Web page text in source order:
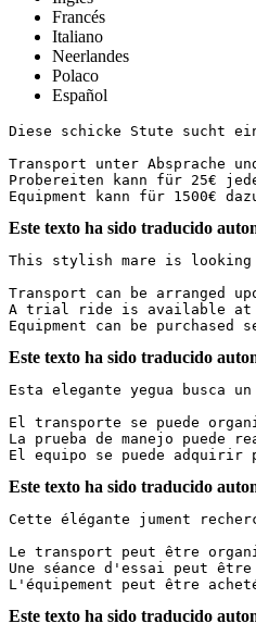
Francés
Italiano
Neerlandes
Polaco
Español
Diese schicke Stute sucht
Transport unter Absprache
Probereiten kann für 25€
Equipment kann für 1500€
Este texto ha sido traducido
This stylish mare is looking
Transport can be arranged
A trial ride is available at
Equipment can be purchased
Este texto ha sido traducido
Esta elegante yegua busca
El transporte se puede
La prueba de manejo puede
El equipo se puede adquirir
Este texto ha sido traducido
Cette élégante jument
Le transport peut être
Une séance d'essai peut
L'équipement peut être
Este texto ha sido traducido